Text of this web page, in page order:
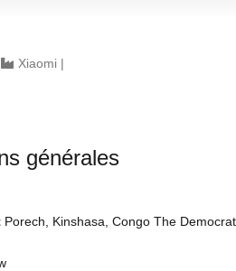
Xiaomi |
générales
Porech, Kinshasa, Congo The